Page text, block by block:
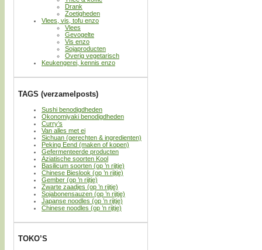
Drank
Zoetigheden
Vlees, vis, tofu enzo
Vlees
Gevogelte
Vis enzo
Sojaproducten
Overig vegetarisch
Keukengerei, kennis enzo
TAGS (verzamelposts)
Sushi benodigdheden
Okonomiyaki benodigdheden
Curry’s
Van alles met ei
Sichuan (gerechten & ingredienten)
Peking Eend (maken of kopen)
Gefermenteerde producten
Aziatische soorten Kool
Basilicum soorten (op ’n rijtje)
Chinese Bieslook (op ’n rijtje)
Gember (op ’n rijtje)
Zwarte zaadjes (op ’n rijtje)
Sojabonensauzen (op ’n rijtje)
Japanse noodles (op ’n rijtje)
Chinese noodles (op ’n rijtje)
TOKO’S